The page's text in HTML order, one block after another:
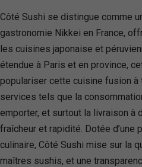
Côté Sushi se distingue comme
gastronomie Nikkei en France,
les cuisines japonaise et
étendue à Paris et en province,
populariser cette cuisine fusion à
services tels que la
emporter, et surtout la livraison à
fraîcheur et rapidité. Dotée d’une
culinaire, Côté Sushi mise sur la
maîtres sushis, et une